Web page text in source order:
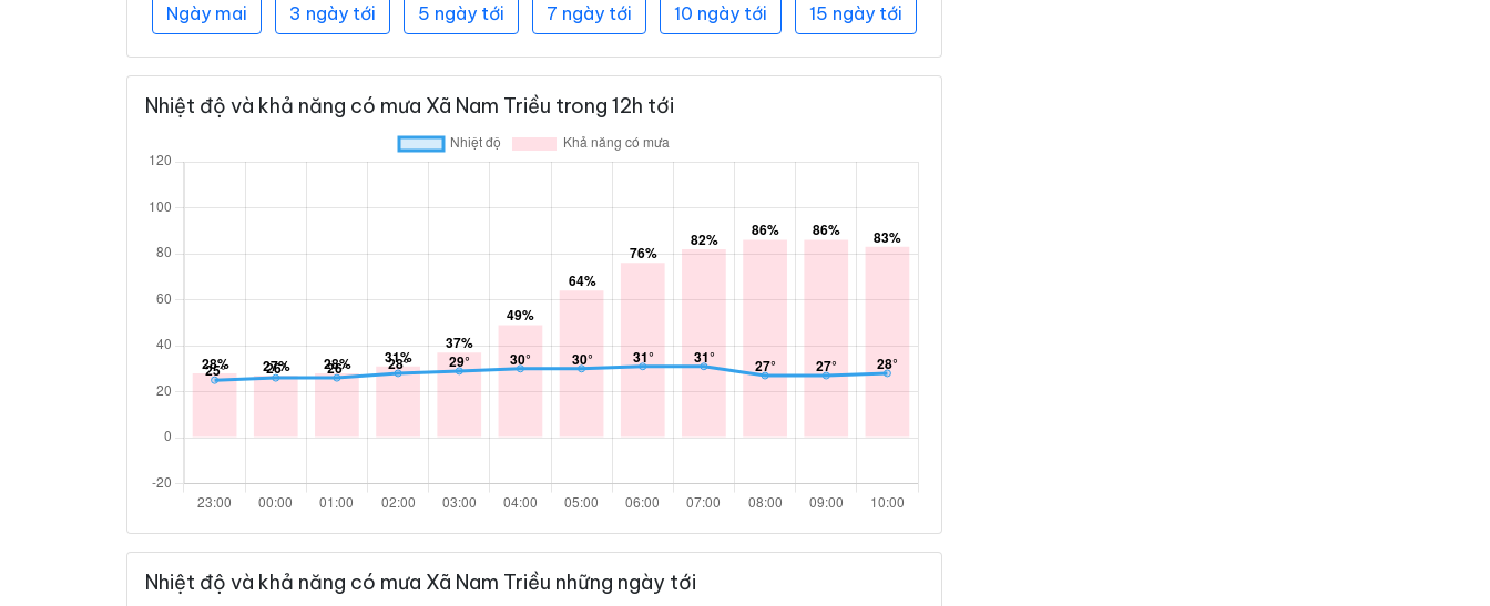
Ngày mai 3 ngày tới 5 ngày tới 7 ngày tới 10 ngày tới 15 ngày tới
Nhiệt độ và khả năng có mưa Xã Nam Triều trong 12h tới
Nhiệt độ và khả năng có mưa Xã Nam Triều những ngày tới